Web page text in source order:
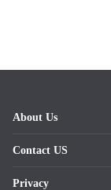
About Us
Contact US
Privacy